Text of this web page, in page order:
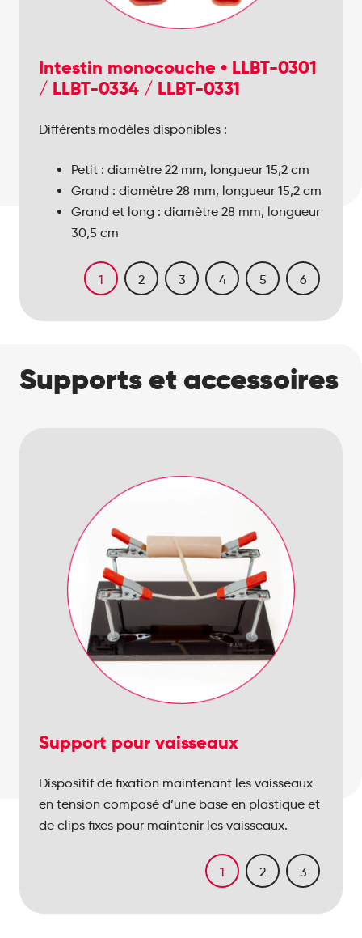
Intestin monocouche • LLBT-0301
/ LLBT-0334 / LLBT-0331
Différents modèles disponibles :
Petit : diamètre 22 mm, longueur 15,2 cm
Grand : diamètre 28 mm, longueur 15,2 cm
Grand et long : diamètre 28 mm, longueur
30,5 cm
Diamètre interne : 23 mm
Diamètre externe : 30 mm
Longueurs disponibles : courte (7,6 cm),
standard (15,2 cm), longue (30,5 cm)
15,2 cm x 12,7 cm x 2,2 mm
15,2 cm x 12,7 cm x 3,3 mm
Diamètre externe : 11 mm
Diamètre interne : 4 mm
Diamètre externe : 5 mm
1 2 3 4 5 6
Supports et accessoires
Support pour vaisseaux
Dispositif de fixation maintenant les vaisseaux
en tension composé d’une base en plastique et
de clips fixes pour maintenir les vaisseaux.
1 2 3